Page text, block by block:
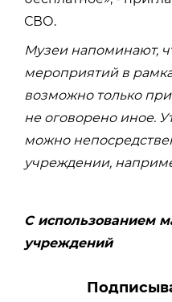
СВО.
Музеи напоминают,
мероприятий в
возможно только
не оговорено иное.
можно
учреждении,
С использованием
учреждений